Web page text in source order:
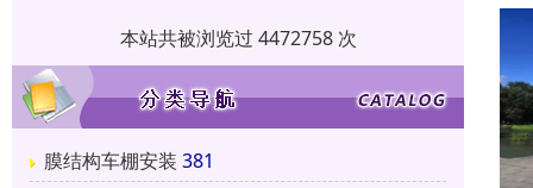
本站共被浏览过 4472758 次
膜结构车棚安装 381